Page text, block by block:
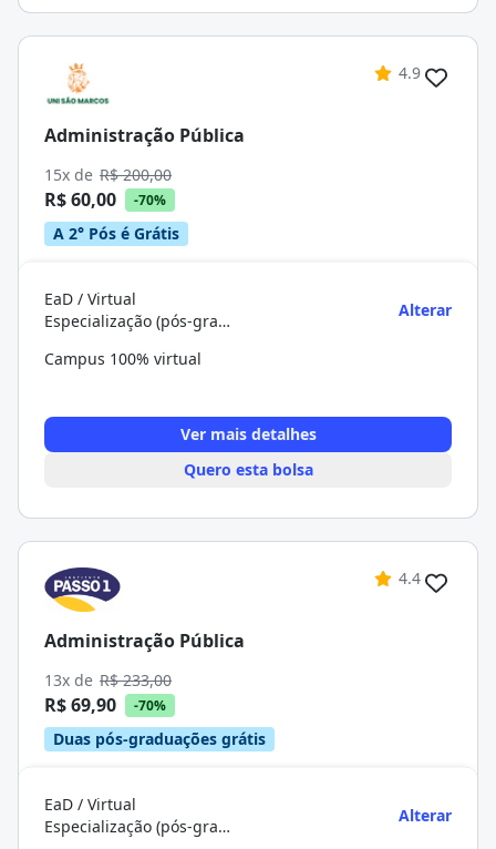
4.9
Administração Pública
15x de R$ 200,00
R$ 60,00 -70%
A 2° Pós é Grátis
EaD / Virtual
Especialização (pós-graduação)
Alterar
Campus 100% virtual
Ver mais detalhes
Quero esta bolsa
4.4
Administração Pública
13x de R$ 233,00
R$ 69,90 -70%
Duas pós-graduações grátis
EaD / Virtual
Especialização (pós-graduação)
Alterar